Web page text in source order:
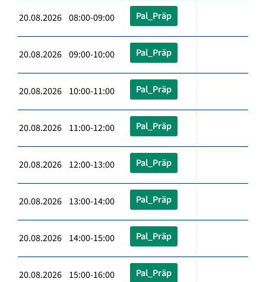
20.08.2026 08:00-09:00 Pal_Präp
20.08.2026 09:00-10:00 Pal_Präp
20.08.2026 10:00-11:00 Pal_Präp
20.08.2026 11:00-12:00 Pal_Präp
20.08.2026 12:00-13:00 Pal_Präp
20.08.2026 13:00-14:00 Pal_Präp
20.08.2026 14:00-15:00 Pal_Präp
20.08.2026 15:00-16:00 Pal_Präp